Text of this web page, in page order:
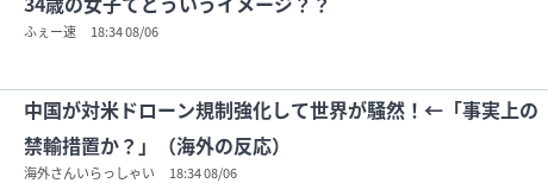
ふぇー速 18:34 08/06
中国が対米ドローン規制強化して世界が騒然！←「事実上の
禁輸措置か？」（海外の反応）
海外さんいらっしゃい 18:34 08/06